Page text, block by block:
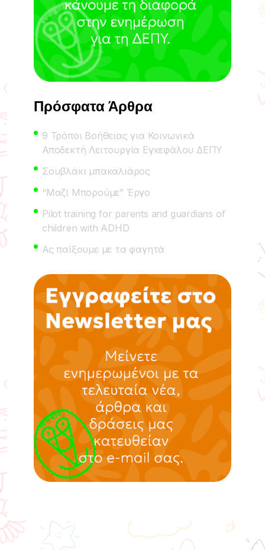
Πρόσφατα Άρθρα
9 Τρόποι Βοήθειας για Κοινωνικά
Αποδεκτή Λειτουργία Εγκεφάλου ΔΕΠΥ
Σουβλάκι μπακαλιάρος
“Μαζί Μπορούμε” Έργο
Pilot training for parents and guardians of
children with ADHD
Ας παίξουμε με τα φαγητά